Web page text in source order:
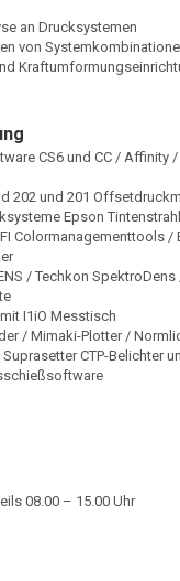
an Drucksystemen
von
CS6 und CC / Affinity
202 und 201
Epson
Colormanagementtools /
/ Techkon SpektroDens
I1iO Messtisch
/ Mimaki-Plotter /
CTP-Belichter
08.00 – 15.00 Uhr